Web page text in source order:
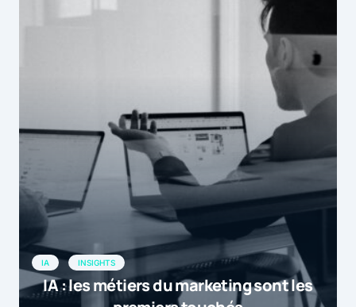
IA INSIGHTS
IA : les métiers du marketing sont les